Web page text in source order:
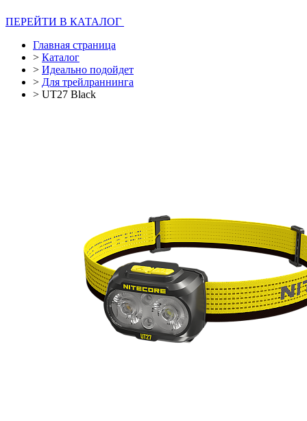
ПЕРЕЙТИ В КАТАЛОГ
Главная страница
> Каталог
> Идеально подойдет
> Для трейлраннинга
> UT27 Black